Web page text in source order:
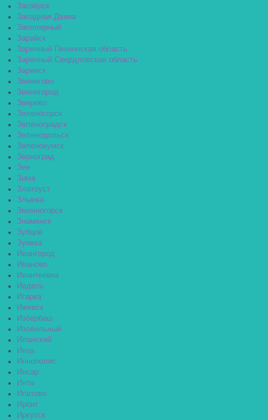
Заозёрск
Западная Двина
Заполярный
Зарайск
Заречный Пензенская область
Заречный Свердловская область
Заринск
Звенигово
Звенигород
Зверево
Зеленогорск
Зеленоградск
Зеленодольск
Зеленокумск
Зерноград
Зея
Зима
Златоуст
Злынка
Змеиногорск
Знаменск
Зубцов
Зуевка
Ивангород
Иваново
Ивантеевка
Ивдель
Игарка
Ижевск
Избербаш
Изобильный
Иланский
Инза
Иннополис
Инсар
Инта
Ипатово
Ирбит
Иркутск